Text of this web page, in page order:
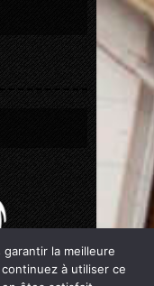
la meilleure
à utiliser ce